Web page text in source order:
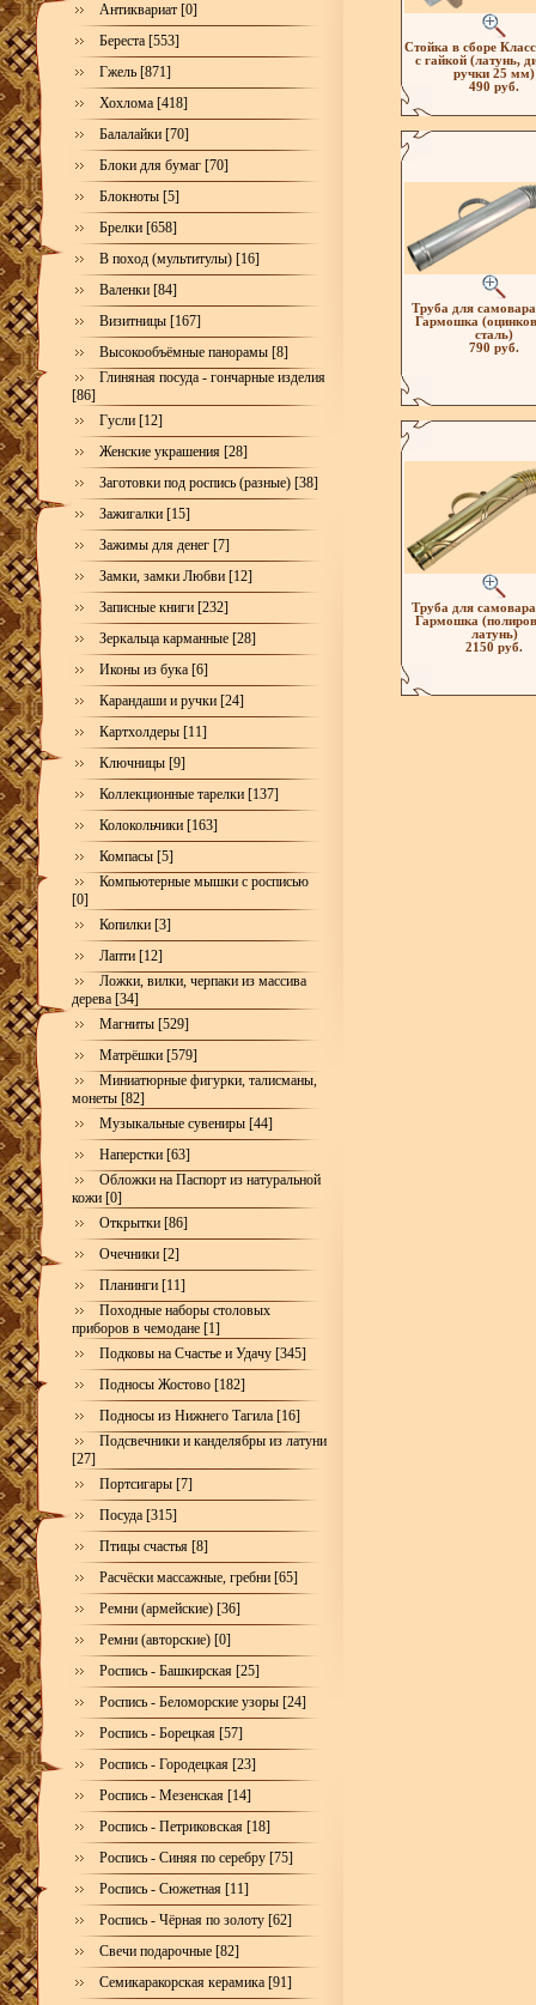
Антиквариат [0]
Береста [553]
Гжель [871]
Хохлома [418]
Балалайки [70]
Блоки для бумаг [70]
Блокноты [5]
Брелки [658]
В поход (мультитулы) [16]
Валенки [84]
Визитницы [167]
Высокообъёмные панорамы [8]
Глиняная посуда - гончарные изделия
[86]
Гусли [12]
Женские украшения [28]
Заготовки под роспись (разные) [38]
Зажигалки [15]
Зажимы для денег [7]
Замки, замки Любви [12]
Записные книги [232]
Зеркальца карманные [28]
Иконы из бука [6]
Карандаши и ручки [24]
Картхолдеры [11]
Ключницы [9]
Коллекционные тарелки [137]
Колокольчики [163]
Компасы [5]
Компьютерные мышки с росписью
[0]
Копилки [3]
Лапти [12]
Ложки, вилки, черпаки из массива
дерева [34]
Магниты [529]
Матрёшки [579]
Миниатюрные фигурки, талисманы,
монеты [82]
Музыкальные сувениры [44]
Наперстки [63]
Обложки на Паспорт из натуральной
кожи [0]
Открытки [86]
Очечники [2]
Планинги [11]
Походные наборы столовых
приборов в чемодане [1]
Подковы на Счастье и Удачу [345]
Подносы Жостово [182]
Подносы из Нижнего Тагила [16]
Подсвечники и канделябры из латуни
[27]
Портсигары [7]
Посуда [315]
Птицы счастья [8]
Расчёски массажные, гребни [65]
Ремни (армейские) [36]
Ремни (авторские) [0]
Роспись - Башкирская [25]
Роспись - Беломорские узоры [24]
Роспись - Борецкая [57]
Роспись - Городецкая [23]
Роспись - Мезенская [14]
Роспись - Петриковская [18]
Роспись - Синяя по серебру [75]
Роспись - Сюжетная [11]
Роспись - Чёрная по золоту [62]
Свечи подарочные [82]
Семикаракорская керамика [91]
Стойка в сборе
с гайкой (латунь,
ручки 25 мм)
490 руб.
Труба для
Гармошка
сталь)
790 руб.
Труба для
Гармошка
латунь)
2150 руб.